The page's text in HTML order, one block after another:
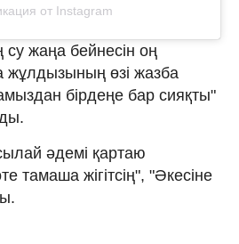
от Instagram
жаңа бейнесін оң
жұлдызының өзі жазба
бірдеңе бар сияқты"
әдемі қартаю
тамаша жігітсің", "Әкесіне